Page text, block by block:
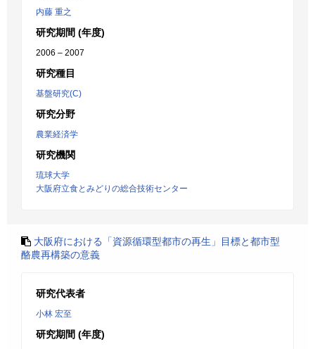
内藤 重之
研究期間 (年度)
2006 – 2007
研究種目
基盤研究(C)
研究分野
農業経済学
研究機関
琉球大学
大阪府立食とみどりの総合技術センター
大阪府における「資源循環型都市の再生」目標と都市型
酪農再構築の意義
研究代表者
小林 宏至
研究期間 (年度)